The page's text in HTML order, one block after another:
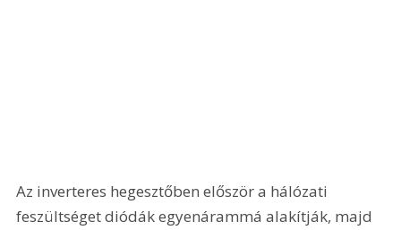
Az inverteres hegesztőben először a hálózati
feszültséget diódák egyenárammá alakítják, majd